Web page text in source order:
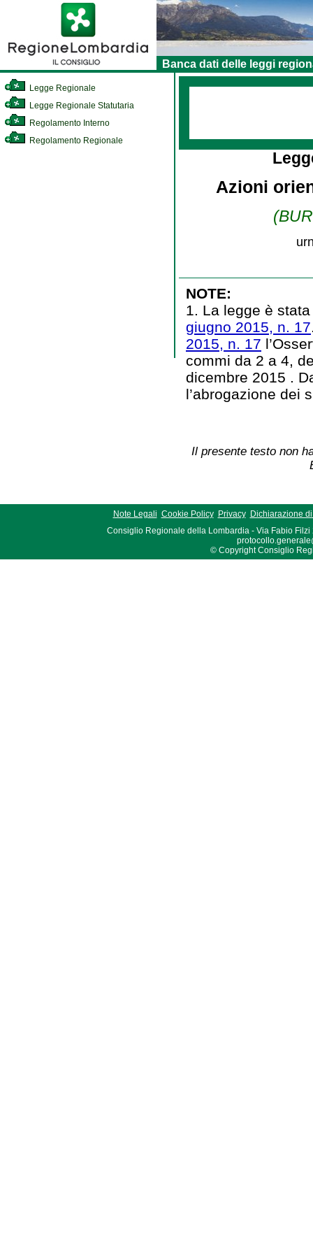
Banca dati delle leggi
Legge Regionale
Legge Regionale Statutaria
Regolamento Interno
Regolamento Regionale
Azioni
NOTE:
1. La legge è
giugno 2015, n. 17
2015, n. 17
commi da 2 a 4,
dicembre 2015 .
l’abrogazione dei
Il presente testo non
Note Legali Cookie Policy Privacy Dichiarazione
Consiglio Regionale della Lombardia - Via Fabio Filzi
© Copyright Consiglio